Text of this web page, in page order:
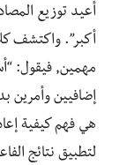
أعيد توزيع
أكبر”. واكتشف
مهمين, فيقول:
إضافيين وأمرين
هي فهم كيفية
لتطبيق نتائج